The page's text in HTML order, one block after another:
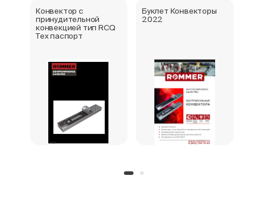
Конвектор с
принудительной
конвекцией тип RCQ
Тех паспорт
Буклет Конвекторы
2022